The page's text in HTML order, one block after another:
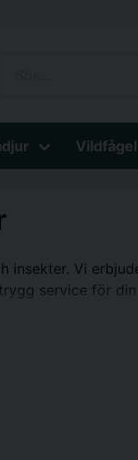
Vi
service för